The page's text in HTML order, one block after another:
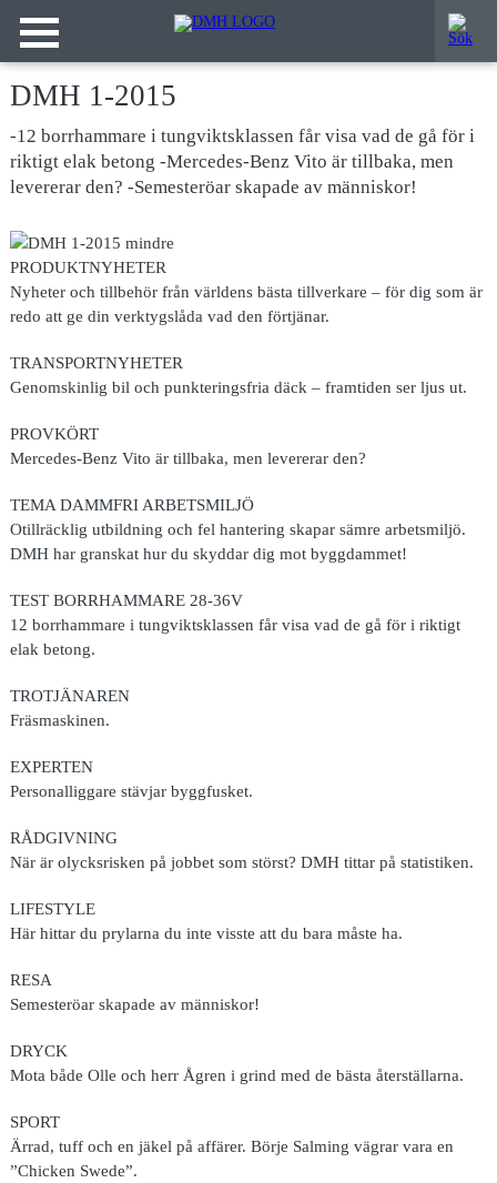
DMH 1-2015
-12 borrhammare i tungviktsklassen får visa vad de gå för i
riktigt elak betong -Mercedes-Benz Vito är tillbaka, men
levererar den? -Semesteröar skapade av människor!
PRODUKTNYHETER
Nyheter och tillbehör från världens bästa tillverkare – för dig som är
redo att ge din verktygslåda vad den förtjänar.
TRANSPORTNYHETER
Genomskinlig bil och punkteringsfria däck – framtiden ser ljus ut.
PROVKÖRT
Mercedes-Benz Vito är tillbaka, men levererar den?
TEMA DAMMFRI ARBETSMILJÖ
Otillräcklig utbildning och fel hantering skapar sämre arbetsmiljö.
DMH har granskat hur du skyddar dig mot byggdammet!
TEST BORRHAMMARE 28-36V
12 borrhammare i tungviktsklassen får visa vad de gå för i riktigt
elak betong.
TROTJÄNAREN
Fräsmaskinen.
EXPERTEN
Personalliggare stävjar byggfusket.
RÅDGIVNING
När är olycksrisken på jobbet som störst? DMH tittar på statistiken.
LIFESTYLE
Här hittar du prylarna du inte visste att du bara måste ha.
RESA
Semesteröar skapade av människor!
DRYCK
Mota både Olle och herr Ågren i grind med de bästa återställarna.
SPORT
Ärrad, tuff och en jäkel på affärer. Börje Salming vägrar vara en
”Chicken Swede”.